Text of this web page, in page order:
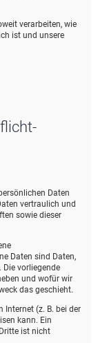
verarbeiten, wie
ist und unsere
Daten
vertraulich und
sowie dieser
Daten sind Daten,
vorliegende
und wofür wir
das geschieht.
Internet (z. B. bei der
kann. Ein
ist nicht